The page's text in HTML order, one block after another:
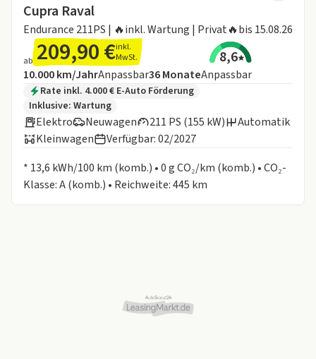
Cupra Raval
Endurance 211PS | 🔥inkl. Wartung | Privat🔥bis 15.08.26
ab 209,90 €inkl.
MwSt.
8,6
Angebotsdetails:
Inklusive Laufleistung
10.000 km/JahrAnpassbarLaufzeit
36MonateAnpassbar
Zusätzliche Fahrzeuginformationen:
Rate inkl. 4.000 € E-Auto Förderung
Inklusive: Wartung
Elektro Neuwagen 211 PS (155 kW)
Automatik
Kleinwagen
Verfügbar: 02/2027
* 13,6 kWh/100 km (komb.) • 0 g CO₂/km (komb.) • CO₂-
Klasse: A (komb.) • Reichweite: 445 km